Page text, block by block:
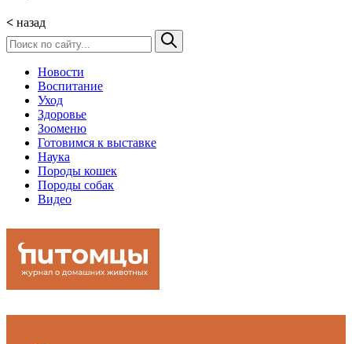
< назад
Новости
Воспитание
Уход
Здоровье
Зооменю
Готовимся к выставке
Наука
Породы кошек
Породы собак
Видео